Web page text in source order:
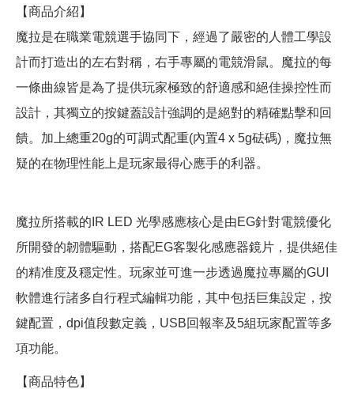
【商品介紹】
魔拉是在職業電競選手協同下，經過了嚴密的人體工學設
計而打造出的左右對稱，右手專屬的電競滑鼠。魔拉的每
一條曲線皆是為了提供玩家極致的舒適感和絕佳操控性而
設計，其獨立的按鍵蓋設計強調的是絕對的精確點擊和回
饋。加上總重20g的可調式配重(內置4 x 5g砝碼)，魔拉無
疑的在物理性能上是玩家最得心應手的利器。
魔拉所搭載的IR LED 光學感應核心是由EG針對電競優化
所開發的韌體驅動，搭配EG客製化感應器鏡片，提供絕佳
的精准度及穩定性。玩家並可進一步透過魔拉專屬的GUI
軟體進行諸多自行程式編輯功能，其中包括巨集設定，按
鍵配置，dpi值段數定義，USB回報率及5組玩家配置等多
項功能。
【商品特色】